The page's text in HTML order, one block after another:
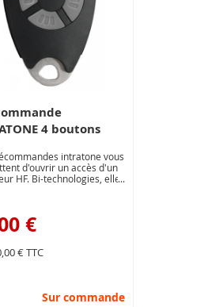
4 boutons
intratone vous
d'ouvrir un accès d'un
HF. Bi-technologies, elles
tout en un !
€
€
Sur commande